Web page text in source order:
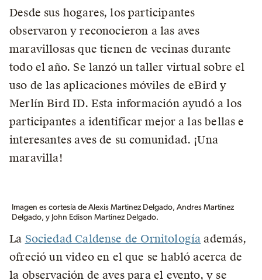
Desde sus hogares, los participantes
observaron y reconocieron a las aves
maravillosas que tienen de vecinas durante
todo el año. Se lanzó un taller virtual sobre el
uso de las aplicaciones móviles de eBird y
Merlín Bird ID. Esta información ayudó a los
participantes a identificar mejor a las bellas e
interesantes aves de su comunidad. ¡Una
maravilla!
Imagen es cortesía de Alexis Martinez Delgado, Andres Martinez
Delgado, y John Edison Martinez Delgado.
La Sociedad Caldense de Ornitología además,
ofreció un video en el que se habló acerca de
la observación de aves para el evento, y se